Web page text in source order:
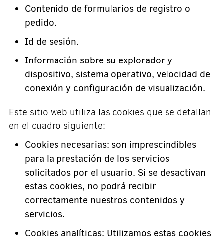
Contenido de formularios de registro o
pedido.
Id de sesión.
Información sobre su explorador y
dispositivo, sistema operativo, velocidad de
conexión y configuración de visualización.
Este sitio web utiliza las cookies que se detallan
en el cuadro siguiente:
Cookies necesarias: son imprescindibles
para la prestación de los servicios
solicitados por el usuario. Si se desactivan
estas cookies, no podrá recibir
correctamente nuestros contenidos y
servicios.
Cookies analíticas: Utilizamos estas cookies